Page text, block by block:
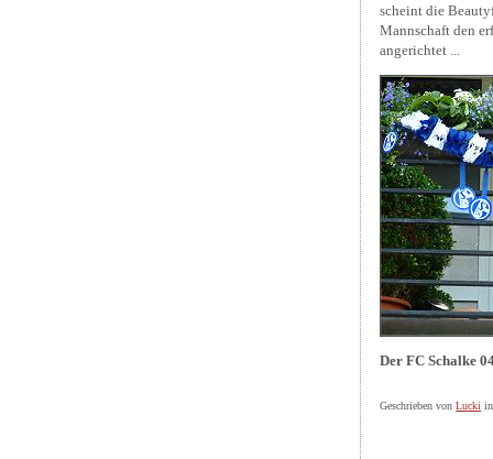
scheint die
Mannschaft den
angerichtet ...
Der FC Schalke
Geschrieben vonLucki